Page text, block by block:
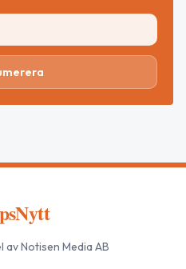
av Notisen Media AB